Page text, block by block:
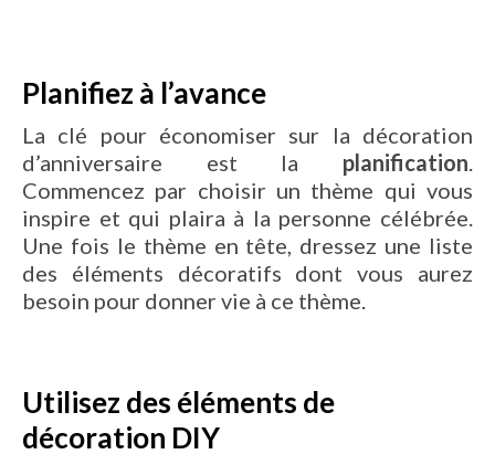
Planifiez à l’avance
La clé pour économiser sur la décoration
d’anniversaire est la planification.
Commencez par choisir un thème qui vous
inspire et qui plaira à la personne célébrée.
Une fois le thème en tête, dressez une liste
des éléments décoratifs dont vous aurez
besoin pour donner vie à ce thème.
Utilisez des éléments de
décoration DIY